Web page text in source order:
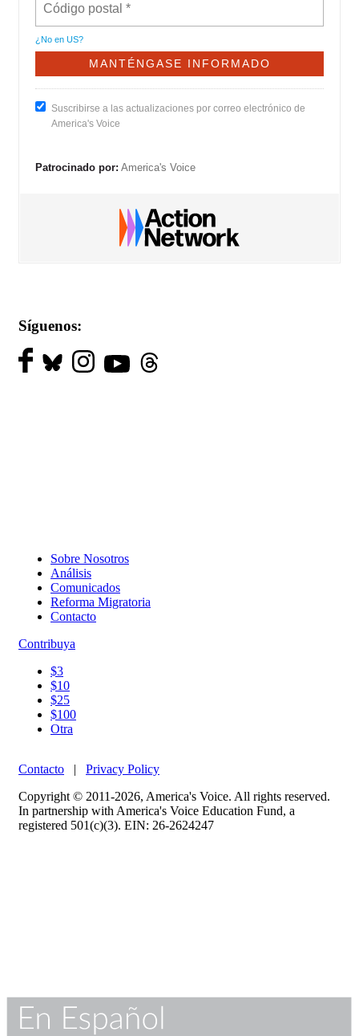
¿No en US?
Suscribirse a las actualizaciones por correo electrónico de
America's Voice
Patrocinado por: America's Voice
Síguenos:
Sobre Nosotros
Análisis
Comunicados
Reforma Migratoria
Contacto
Contribuya
$3
$10
$25
$100
Otra
Contacto | Privacy Policy
Copyright © 2011-2026, America's Voice. All rights reserved.
In partnership with America's Voice Education Fund, a
registered 501(c)(3). EIN: 26-2624247